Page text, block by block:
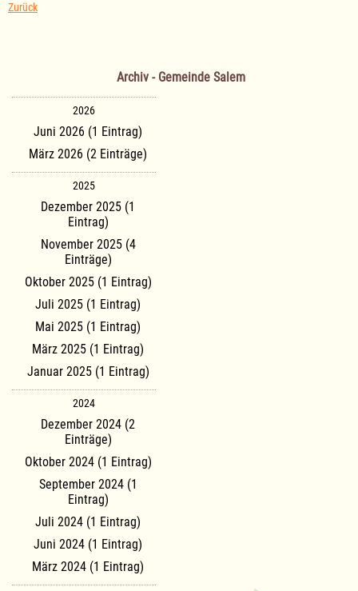
Zurück
Archiv - Gemeinde Salem
2026
Juni 2026 (1 Eintrag)
März 2026 (2 Einträge)
2025
Dezember 2025 (1
Eintrag)
November 2025 (4
Einträge)
Oktober 2025 (1 Eintrag)
Juli 2025 (1 Eintrag)
Mai 2025 (1 Eintrag)
März 2025 (1 Eintrag)
Januar 2025 (1 Eintrag)
2024
Dezember 2024 (2
Einträge)
Oktober 2024 (1 Eintrag)
September 2024 (1
Eintrag)
Juli 2024 (1 Eintrag)
Juni 2024 (1 Eintrag)
März 2024 (1 Eintrag)